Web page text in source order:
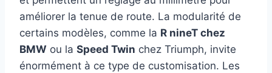
améliorer la tenue de route. La modularité de
certains modèles, comme la R nineT chez
BMW ou la Speed Twin chez Triumph, invite
énormément à ce type de customisation. Les